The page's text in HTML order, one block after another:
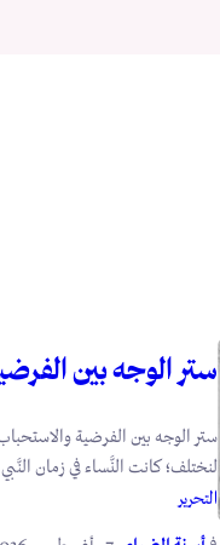
ستر الوجه بين
ستر الوجه بين الفرضية
لنختلف؛ كانت النَّساء في زمان
التحرير